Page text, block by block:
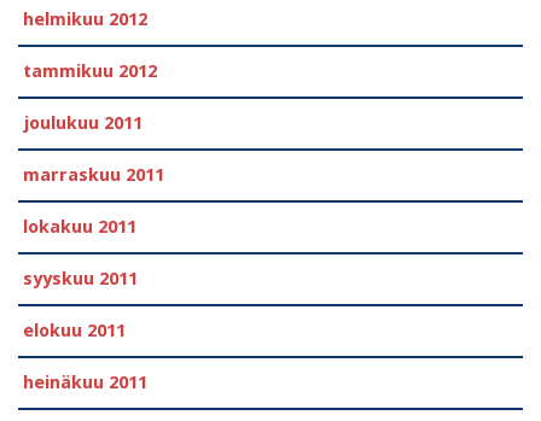
helmikuu 2012
tammikuu 2012
joulukuu 2011
marraskuu 2011
lokakuu 2011
syyskuu 2011
elokuu 2011
heinäkuu 2011